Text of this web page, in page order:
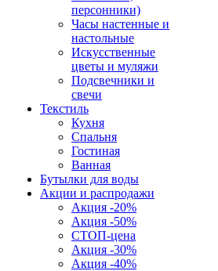
персонники)
Часы настенные и
настольные
Искусственные
цветы и муляжи
Подсвечники и
свечи
Текстиль
Кухня
Спальня
Гостиная
Ванная
Бутылки для воды
Акции и распродажи
Акция -20%
Акция -50%
СТОП-цена
Акция -30%
Акция -40%